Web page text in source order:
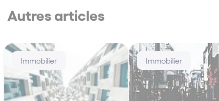
Autres articles
Immobilier Immobilier